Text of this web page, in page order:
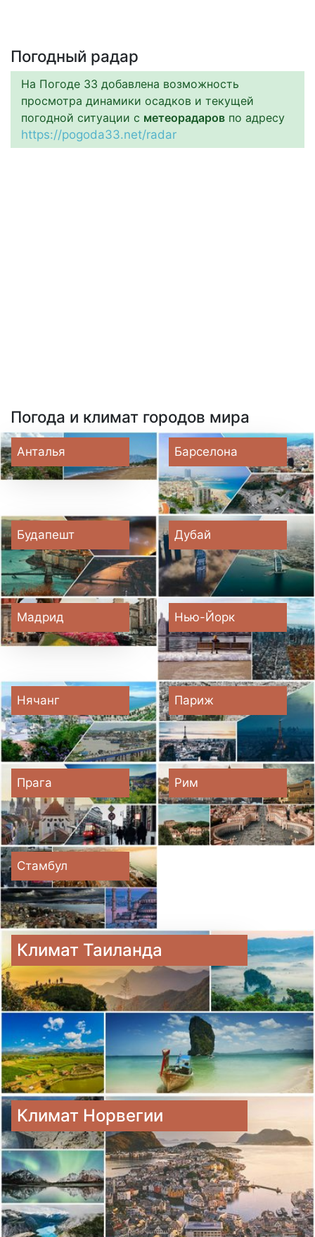
Погодный радар
На Погоде 33 добавлена возможность
просмотра динамики осадков и текущей
погодной ситуации с метеорадаров по адресу
https://pogoda33.net/radar
Погода и климат городов мира
Анталья Барселона
Будапешт Дубай
Мадрид Нью-Йорк
Нячанг Париж
Прага Рим
Стамбул
Климат Таиланда
Климат Норвегии